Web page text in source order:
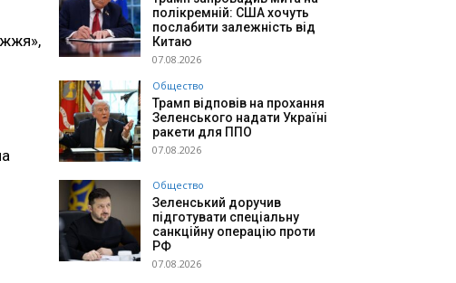
полікремній: США хочуть
послабити залежність від
Китаю
07.08.2026
Общество
Трамп відповів на прохання
Зеленського надати Україні
ракети для ППО
07.08.2026
Общество
Зеленський доручив
підготувати спеціальну
санкційну операцію проти
РФ
07.08.2026